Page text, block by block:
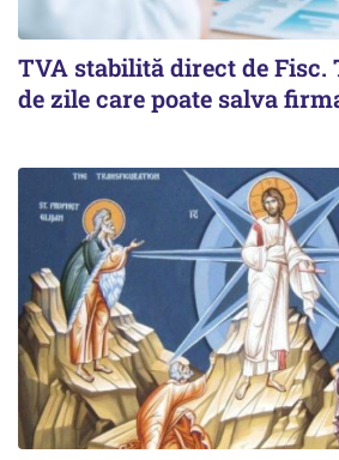
TVA stabilită direct de Fisc.
de zile care poate salva